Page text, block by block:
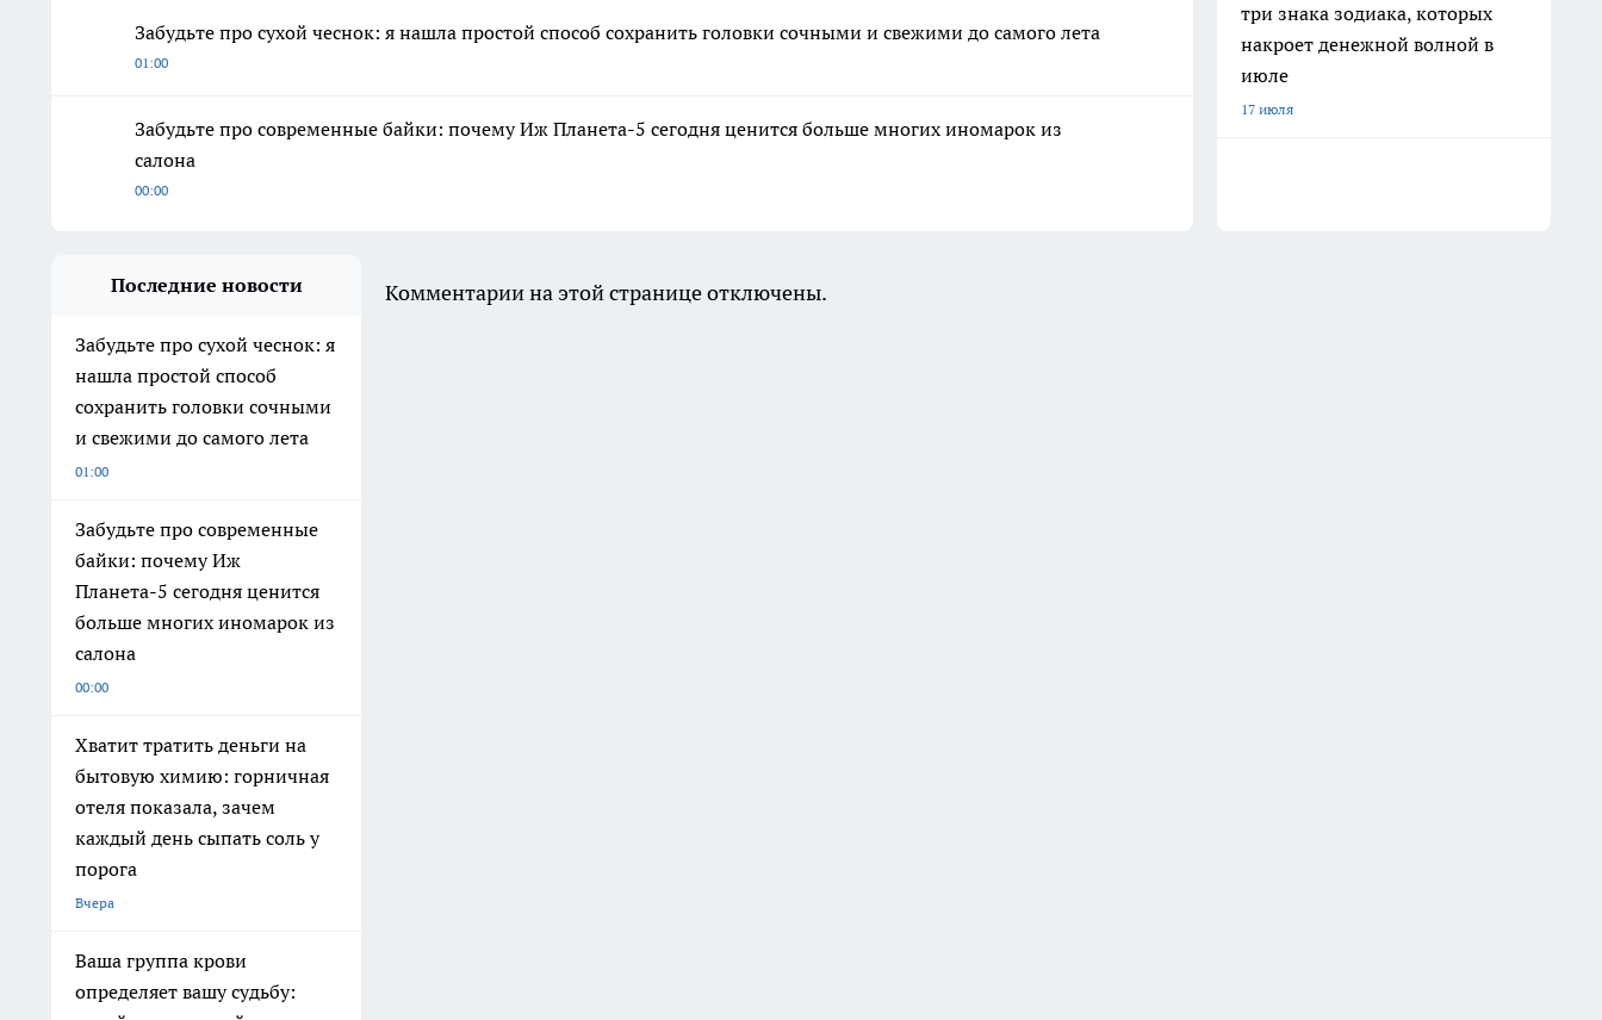
Забудьте про сухой чеснок: я нашла простой способ сохранить головки сочными и свежими до самого лета
01:00
Забудьте про современные байки: почему Иж Планета-5 сегодня ценится больше многих иномарок из
салона
00:00
три знака зодиака, которых
накроет денежной волной в
июле
17 июля
Последние новости
Забудьте про сухой чеснок: я
нашла простой способ
сохранить головки сочными
и свежими до самого лета
01:00
Забудьте про современные
байки: почему Иж
Планета-5 сегодня ценится
больше многих иномарок из
салона
00:00
Хватит тратить деньги на
бытовую химию: горничная
отеля показала, зачем
каждый день сыпать соль у
порога
Вчера
Ваша группа крови
определяет вашу судьбу:
Комментарии на этой странице отключены.